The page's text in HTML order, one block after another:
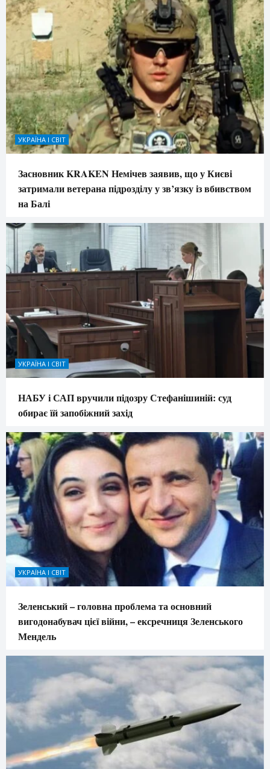
УКРАЇНА І СВІТ
Засновник KRAKEN Немічев заявив, що у Києві
затримали ветерана підрозділу у зв’язку із вбивством
на Балі
УКРАЇНА І СВІТ
НАБУ і САП вручили підозру Стефанішиній: суд
обирає їй запобіжний захід
УКРАЇНА І СВІТ
Зеленський – головна проблема та основний
вигодонабувач цієї війни, – ексречниця Зеленського
Мендель